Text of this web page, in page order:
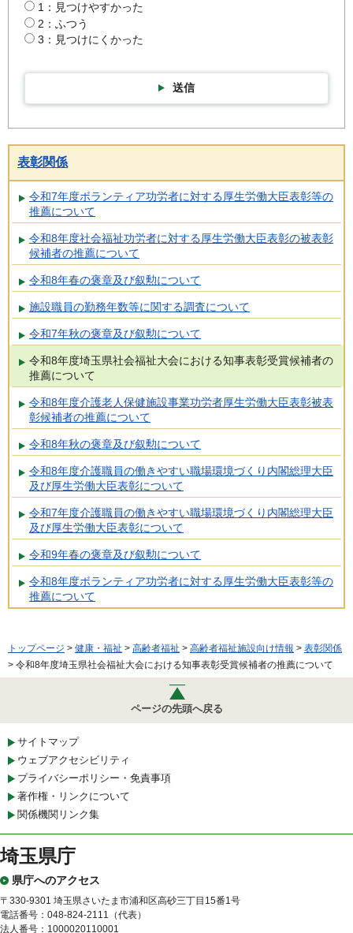
1：見つけやすかった
2：ふつう
3：見つけにくかった
送信
表彰関係
令和7年度ボランティア功労者に対する厚生労働大臣表彰等の
推薦について
令和8年度社会福祉功労者に対する厚生労働大臣表彰の被表彰
候補者の推薦について
令和8年春の褒章及び叙勲について
施設職員の勤務年数等に関する調査について
令和7年秋の褒章及び叙勲について
令和8年度埼玉県社会福祉大会における知事表彰受賞候補者の
推薦について
令和8年度介護老人保健施設事業功労者厚生労働大臣表彰被表
彰候補者の推薦について
令和8年秋の褒章及び叙勲について
令和8年度介護職員の働きやすい職場環境づくり内閣総理大臣
及び厚生労働大臣表彰について
令和7年度介護職員の働きやすい職場環境づくり内閣総理大臣
及び厚生労働大臣表彰について
令和9年春の褒章及び叙勲について
令和8年度ボランティア功労者に対する厚生労働大臣表彰等の
推薦について
トップページ > 健康・福祉 > 高齢者福祉 > 高齢者福祉施設向け情報 > 表彰関係
> 令和8年度埼玉県社会福祉大会における知事表彰受賞候補者の推薦について
ページの先頭へ戻る
サイトマップ
ウェブアクセシビリティ
プライバシーポリシー・免責事項
著作権・リンクについて
関係機関リンク集
埼玉県庁
県庁へのアクセス
〒330-9301 埼玉県さいたま市浦和区高砂三丁目15番1号
電話番号：048-824-2111（代表）
法人番号：1000020110001